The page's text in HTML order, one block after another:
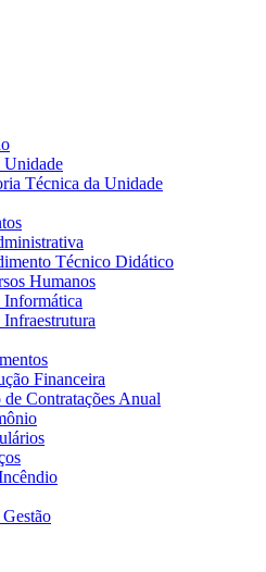
Unidade
Técnica da Unidade
Técnico Didático
Humanos
Financeira
de Contratações Anual
Gestão